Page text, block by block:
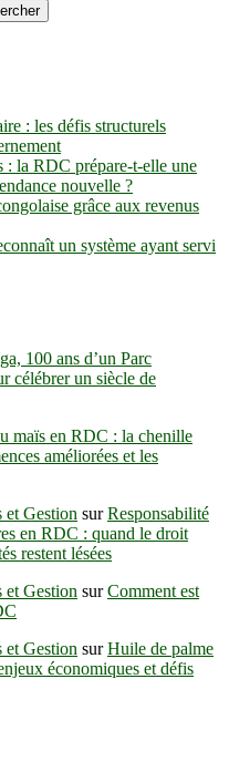
: les défis structurels
: la RDC prépare-t-elle une
nouvelle ?
grâce aux revenus
un système ayant servi
100 ans d’un Parc
célébrer un siècle de
maïs en RDC : la chenille
améliorées et les
et Gestion surResponsabilité
en RDC : quand le droit
restent lésées
et Gestion surComment est
et Gestion surHuile de palme
économiques et défis